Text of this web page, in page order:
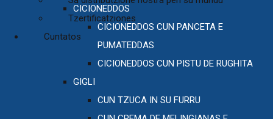
Tzertificatziones
Cuntatos
CICIONEDDOS
CICIONEDDOS CUN PANCETA E
PUMATEDDAS
CICIONEDDOS CUN PISTU DE RUGHITA
GIGLI
CUN TZUCA IN SU FURRU